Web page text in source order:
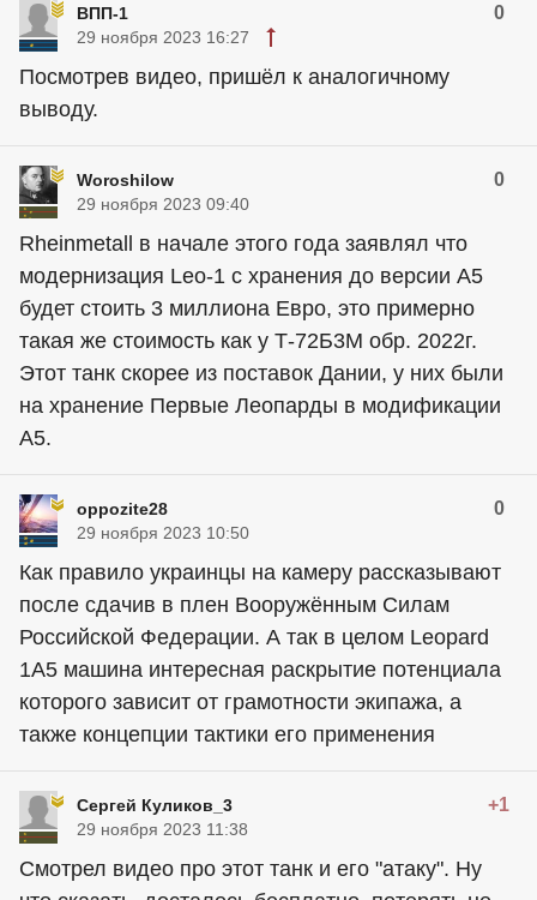
ВПП-1 0
29 ноября 2023 16:27
Посмотрев видео, пришёл к аналогичному
выводу.
Woroshilow 0
29 ноября 2023 09:40
Rheinmetall в начале этого года заявлял что
модернизация Leo-1 с хранения до версии A5
будет стоить 3 миллиона Евро, это примерно
такая же стоимость как у Т-72Б3М обр. 2022г.
Этот танк скорее из поставок Дании, у них были
на хранение Первые Леопарды в модификации
A5.
oppozite28 0
29 ноября 2023 10:50
Как правило украинцы на камеру рассказывают
после сдачив в плен Вооружённым Силам
Российской Федерации. А так в целом Leopard
1A5 машина интересная раскрытие потенциала
которого зависит от грамотности экипажа, а
также концепции тактики его применения
Сергей Куликов_3 +1
29 ноября 2023 11:38
Смотрел видео про этот танк и его "атаку". Ну